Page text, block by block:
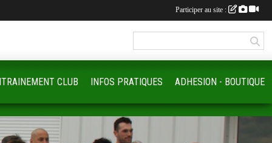
CLUB INFOS PRATIQUES ADHESION - BOUTIQUE
Participer au site :